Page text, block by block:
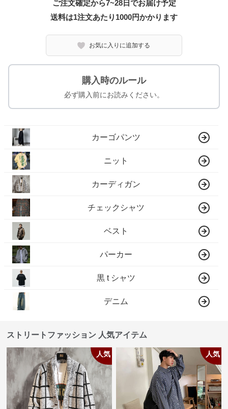
ご注文確定から7~28日でお届け予定
送料は1注文あたり 1000円かかります
お気に入りに追加する
購入時のルール
必ず購入前にお読みください。
カーゴパンツ
ニット
カーディガン
チェックシャツ
ベスト
パーカー
黒 t シャツ
デニム
ストリートファッション 人気アイテム
人気 人気